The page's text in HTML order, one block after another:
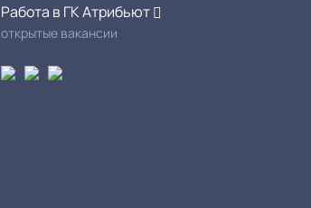
Работа в ГК Атрибьют
открытые вакансии